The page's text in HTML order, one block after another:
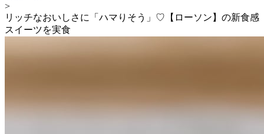
>
リッチなおいしさに「ハマりそう」♡【ローソン】の新食感
スイーツを実食